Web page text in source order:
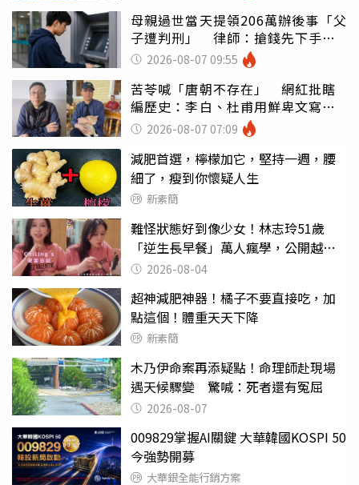
母親過世當天提領206萬辦後事「父
子遭判刑」 律師：搶錢先下手是
罪 2026-08-07 09:55
苦苓喊「唐朝不存在」 網紅批瞎
編歷史：李白、杜甫用鮮卑文寫
詩？2026-08-07 07:09
減肥首選，檸檬加它，堅持一週，腰
細了，瘦到你懷疑人生
新素簡
難怪狀態好到像少女！林志玲51歲
「逆生長早餐」萬人瘋學，公開越吃
越漂亮的極簡公式
2026-08-04
超神減肥神器！橘子不要直接吃，加
點這個！體重天天下降
新素簡
木乃伊命案再添疑點！命理師赴現場
遇天候驟變 驚喊：死者還有冤屈
2026-08-07
009829掌握AI關鍵 大華韓國KOSPI 50
今強勢開募
大華銀全能行銷方案